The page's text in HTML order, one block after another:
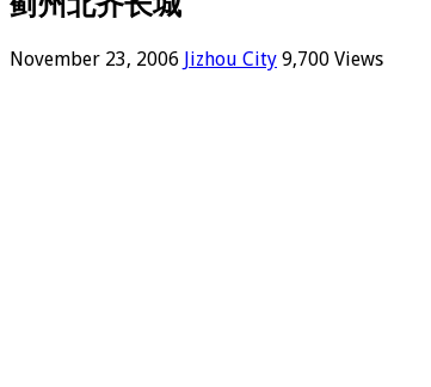
November 23, 2006 Jizhou City 9,700 Views